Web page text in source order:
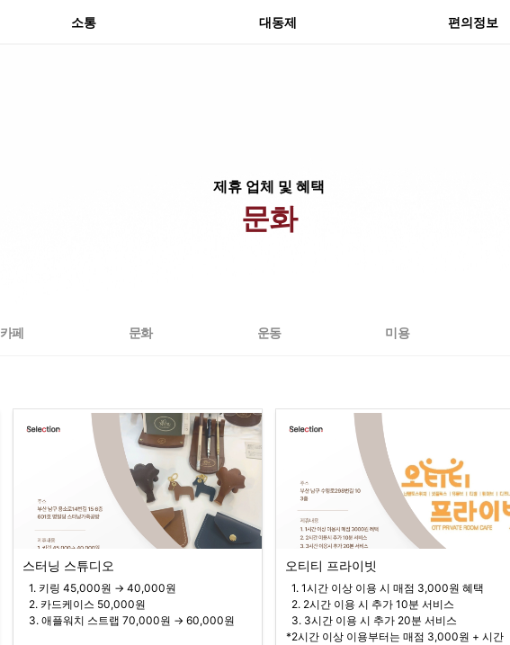
소통 대동제 편의정보
분실물 센터
제휴 업체 및 혜택
문화
카페 문화 운동 미용
스터닝 스튜디오
  3. 애플워치 스트랩 70,000원 → 60,000원
오티티 프라이빗
*2시간 이상 이용부터는 매점 3,000원 + 시간